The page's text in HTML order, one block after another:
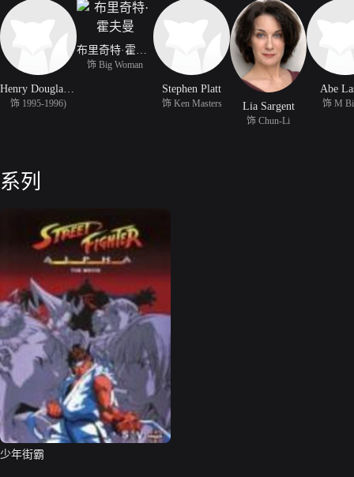
Henry Douglas Grey
饰 1995-1996)
布里奇特·霍夫曼
饰 Big Woman
Stephen Platt
饰 Ken Masters Lia Sargent
饰 Chun-Li
Abe
饰 M
系列
少年街霸